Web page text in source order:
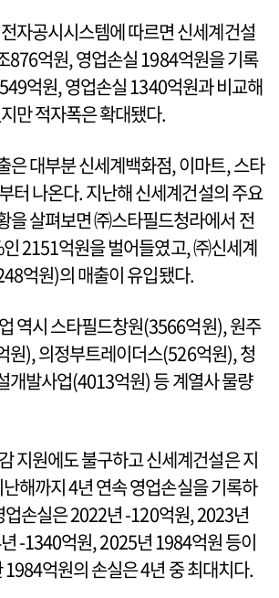
자공시시스템에 따르면 신세계건설
876억원, 영업손실 1984억원을 기록
억원, 영업손실 1340억원과 비교해
만 적자폭은 확대됐다.
은 대부분 신세계백화점, 이마트, 스타
터 나온다. 지난해 신세계건설의 주요
을 살펴보면 ㈜스타필드청라에서 전
2151억원을 벌어들였고, ㈜신세계
억원)의 매출이 유입됐다.
역시 스타필드창원(3566억원), 원주
원), 의정부트레이더스(526억원), 청
개발사업(4013억원) 등 계열사 물량
지원에도 불구하고 신세계건설은 지
해까지 4년 연속 영업손실을 기록하
업손실은 2022년 -120억원, 2023년
-1340억원, 2025년 1984억원 등이
1984억원의 손실은 4년 중 최대치다.